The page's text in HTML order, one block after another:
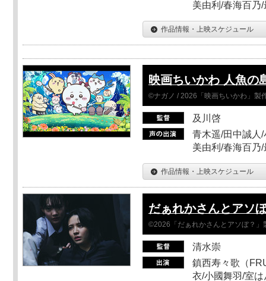
美由利/春海百乃
作品情報・上映スケジュール
映画ちいかわ 人魚の
©ナガノ / 2026「映画ちいかわ」製
及川啓
青木遥/田中誠人
美由利/春海百乃
作品情報・上映スケジュール
だぁれかさんとアソ
©2026「だぁれかさんとアソぼ？」
清水崇
鎮西寿々歌（
衣/小國舞羽/室